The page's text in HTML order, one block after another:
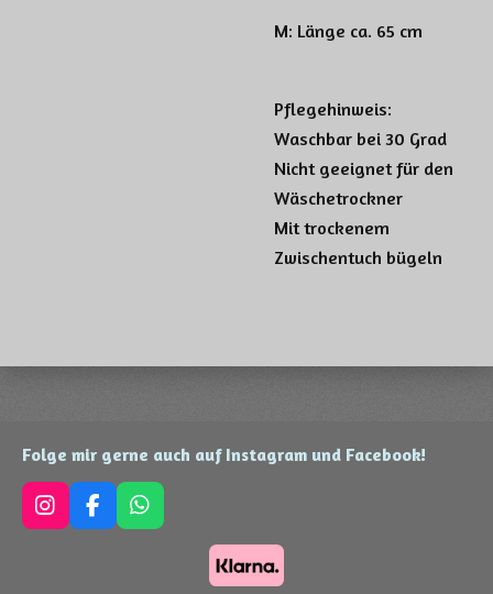
M: Länge ca. 65 cm
Pflegehinweis:
Waschbar bei 30 Grad
Nicht geeignet für den
Wäschetrockner
Mit trockenem
Zwischentuch bügeln
Folge mir gerne auch auf Instagram und Facebook!
I
n
F
a
W
h